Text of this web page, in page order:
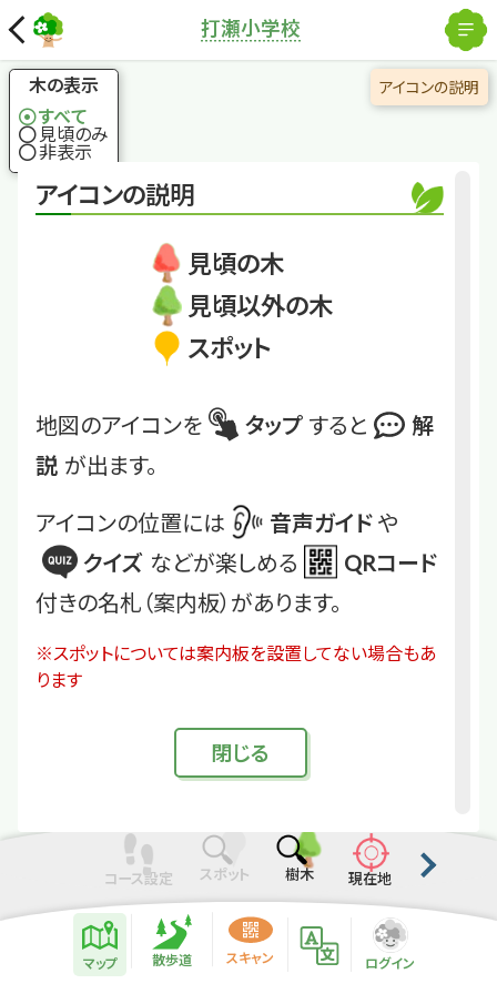
アイコンの説明
見頃の木
見頃以外の木
スポット
地図のアイコンを タップ すると
解
説 が出ます。
アイコンの位置には 音声ガイド や
クイズ などが楽しめる
QRコード
付きの名札（案内板）があります。
※スポットについては案内板を設置してない場合もあ
ります
閉じる
打瀬小学校
クヌギ
UtsSho24_30
×
国土地理院
木の表示
すべて
見頃のみ
非表示
解除
アイコンの説明
コース設定 スポット 樹木 現在地
マップ 散歩道 スキャン ログイン
散歩道紹介ページ
緑地紹介情報